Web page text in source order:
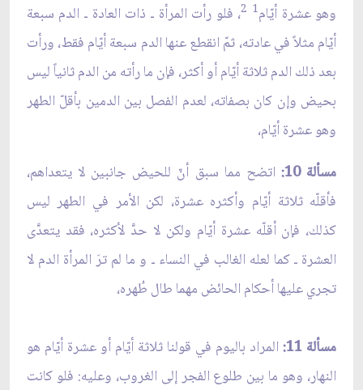
وهو عشرة أيّام1
2، فلو رأت المرأة ـ ذات العادة ـ الدم سبعة
أيّام مثلاً في عادته، ثمّ انقطع عنها الدم سبعة أيّام فقط، ورأت
بعد ذلك الدم ثلاثة أيّام أو أكثر، فإن ما رأته من الدم ثانياً ليس
بحيض وإن كان بصفاته، لعدم الفصل بين الدمين بأقلّ الطهر
وهو عشرة أيّام،
مسألة 10:
اتضح مما سبق أنّ للحيض جانبين لا يتعداهم،
فأقلّه ثلاثة أيّام وأكثره عشرة، لكن الأمر في الطهر ليس
كذلك، فإن أقلّه عشرة أيّام ولكن لا حدَّ لأكثره، فقد يتعدَّى
العشرة ـ كما لعله الغالب في النساء ـ و ما لم ترَ المرأة الدم لا
تجري عليها أحكام الحائض مهما طال طُهره،
مسألة 11:
المراد باليوم في قولنا ثلاثة أيّام أو عشرة أيّام هو
النهار، وهو ما بين طلوع الفجر إلى الغروب، وعليه: فلو كانت